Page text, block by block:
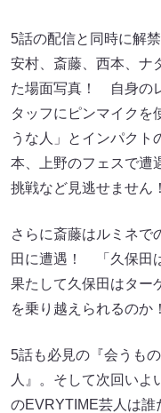
5話の配信と同時に解
安村、斎藤、西本、ナ
た場面写真！ 自身の
タッフにピンマイクを
うな人」とインパクト
本、上野のフェスで遭
挑戦など見逃せません！
さらに斎藤はルミネで
田に遭遇！ 「久保田
果たして久保田はター
を乗り越えられるのか
5話も必見の『会うも
人』。そして次回い
のEVRYTIME芸人は